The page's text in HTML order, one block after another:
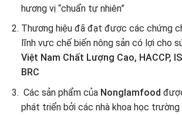
hương vị “chuẩn tự nhiên”
Thương hiệu đã đạt được các chứng
lĩnh vực chế biến nông sản có lợi cho
Việt Nam Chất Lượng Cao, HACCP,
BRC
Các sản phẩm của Nonglamfood
phát triển bởi các nhà khoa học trường